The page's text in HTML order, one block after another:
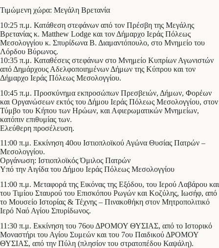
Τιμώμενη χώρα: Μεγάλη Βρετανία
10:25 π.μ. Κατάθεση στεφάνων από τον Πρέσβη της Μεγάλης
Βρετανίας κ. Matthew Lodge και τον Δήμαρχο Ιεράς Πόλεως
Μεσολογγίου κ. Σπυρίδωνα Β. Διαμαντόπουλο, στο Μνημείο του
Λόρδου Βύρωνος.
10:35 π.μ. Καταθέσεις στεφάνων στο Μνημείο Κυπρίων Αγωνιστών
από Δημάρχους Αδελφοποιημένων Δήμων της Κύπρου και τον
Δήμαρχο Ιεράς Πόλεως Μεσολογγίου.
10:45 π.μ. Προσκύνημα εκπροσώπων Πρεσβειών, Δήμων, Φορέων
και Οργανώσεων εκτός του Δήμου Ιεράς Πόλεως Μεσολογγίου, στον
Τύμβο του Κήπου των Ηρώων, και Αφιερωματικών Μνημείων,
κατόπιν επιθυμίας των.
Ελεύθερη προσέλευση.
11:00 π.μ. Εκκίνηση 40ου Ιστιοπλοϊκού Αγώνα Θυσίας Πατρών –
Μεσολογγίου.
Οργάνωση: Ιστιοπλοϊκός Όμιλος Πατρών
Υπό την Αιγίδα του Δήμου Ιεράς Πόλεως Μεσολογγίου
11:00 π.μ. Μεταφορά της Εικόνας της Εξόδου, του Ιερού Λαβάρου και
του Τιμίου Σταυρού του Επισκόπου Ρωγών και Κοζύλης, Ιωσήφ, από
το Μουσείο Ιστορίας & Τέχνης – Πινακοθήκη στον Μητροπολιτικό
Ιερό Ναό Αγίου Σπυρίδωνος.
11:30 π.μ. Εκκίνηση του 76ου ΔΡΟΜΟΥ ΘΥΣΙΑΣ, από το Ιστορικό
Μοναστήρι του Αγίου Συμεών και του 7ου Παιδικού ΔΡΟΜΟΥ
ΘΥΣΙΑΣ, από την Πύλη (πλησίον του στρατοπέδου Καψάλη).